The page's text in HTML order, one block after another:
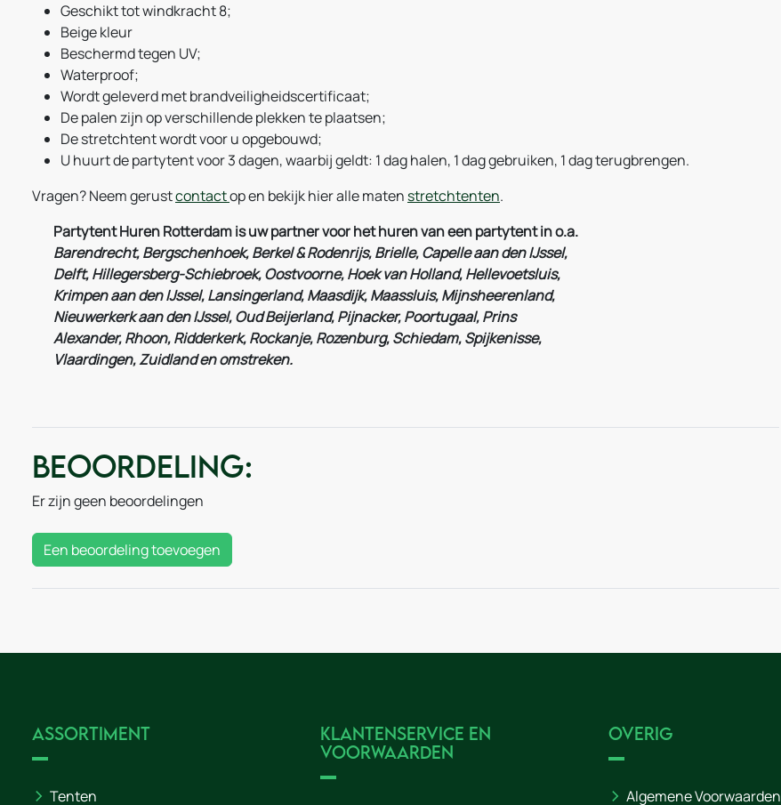
Geschikt tot windkracht 8;
Beige kleur
Beschermd tegen UV;
Waterproof;
Wordt geleverd met brandveiligheidscertificaat;
De palen zijn op verschillende plekken te plaatsen;
De stretchtent wordt voor u opgebouwd;
U huurt de partytent voor 3 dagen, waarbij geldt: 1 dag halen, 1 dag gebruiken, 1 dag terugbrengen.
Vragen? Neem gerustcontactop en bekijk hier alle maten stretchtenten.
Partytent Huren Rotterdam is uw partner voor het huren van een partytent in o.a.
Barendrecht, Bergschenhoek, Berkel & Rodenrijs, Brielle, Capelle aan den IJssel,
Delft, Hillegersberg-Schiebroek, Oostvoorne, Hoek van Holland, Hellevoetsluis,
Krimpen aan den IJssel, Lansingerland, Maasdijk, Maassluis, Mijnsheerenland,
Nieuwerkerk aan den IJssel, Oud Beijerland, Pijnacker, Poortugaal, Prins
Alexander, Rhoon, Ridderkerk, Rockanje, Rozenburg, Schiedam, Spijkenisse,
Vlaardingen, Zuidland en omstreken.
Beoordeling:
Er zijn geen beoordelingen
Een beoordeling toevoegen
Assortiment
Tenten
Klantenservice en
voorwaarden
Overig
Algemene Voorwaarden